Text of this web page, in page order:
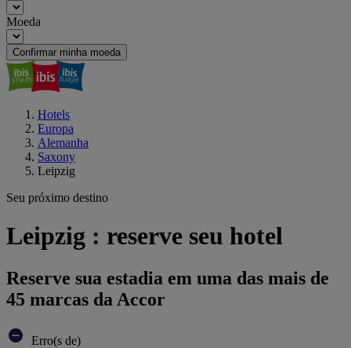
Moeda
Confirmar minha moeda
Hotels
Europa
Alemanha
Saxony
Leipzig
Seu próximo destino
Leipzig : reserve seu hotel
Reserve sua estadia em uma das mais de
45 marcas da Accor
Erro(s de)